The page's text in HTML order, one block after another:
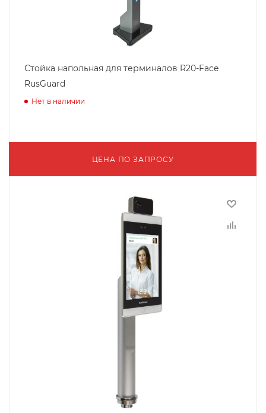
Стойка напольная для терминалов R20-Face
RusGuard
Нет в наличии
ЦЕНА ПО ЗАПРОСУ